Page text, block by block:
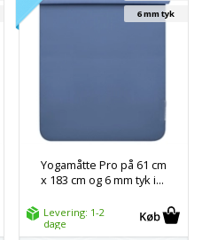
Yogamåtte Pro på 61 cm
x 183 cm og 6 mm tyk i...
6 mm tyk
Levering: 1-2
dage